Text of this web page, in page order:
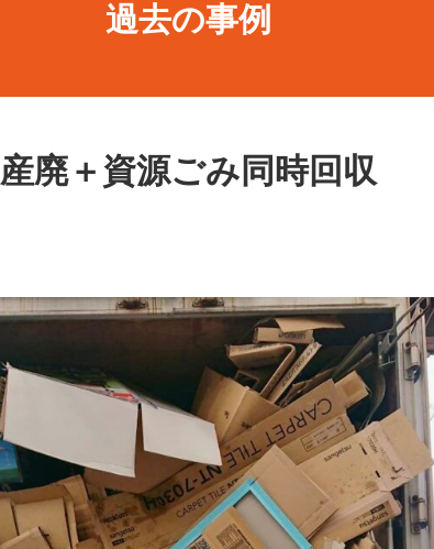
過去の事例
産廃＋資源ごみ同時回収